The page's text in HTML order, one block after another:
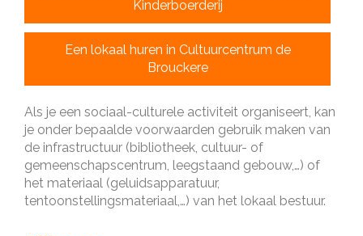
Kinderboerderij
Een lokaal huren in Cultuurcentrum de
Brouckere
Als je een sociaal-culturele activiteit organiseert, kan
je onder bepaalde voorwaarden gebruik maken van
de infrastructuur (bibliotheek, cultuur- of
gemeenschapscentrum, leegstaand gebouw,…) of
het materiaal (geluidsapparatuur,
tentoonstellingsmateriaal,…) van het lokaal bestuur.